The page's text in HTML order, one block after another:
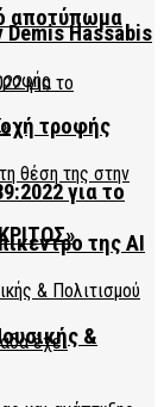
αποτύπωμα
για το
Hassabis
τροφής
της AI
&